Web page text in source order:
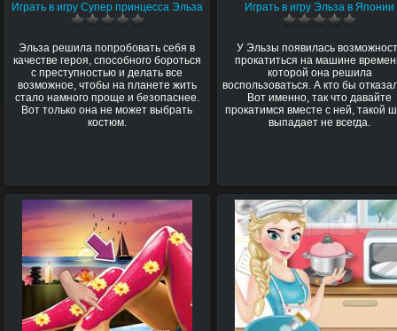
Играть в игру Супер принцесса Эльза
Эльза решила попробовать себя в
качестве героя, способного бороться
с преступностью и делать все
возможное, чтобы на планете жить
стало намного проще и безопаснее.
Вот только она не может выбрать
костюм.
Играть в игру Эльза в Японии
У Эльзы появилась
прокатиться на машине
которой она решила
воспользоваться. А кто бы
Вот именно, так что давайте
прокатимся вместе с ней, такой
выпадает не всегда.